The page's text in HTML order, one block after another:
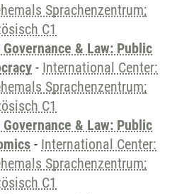
Sprachenzentrum;
C1
& Law: Public
- International Center:
Sprachenzentrum;
C1
& Law: Public
- International Center:
Sprachenzentrum;
C1